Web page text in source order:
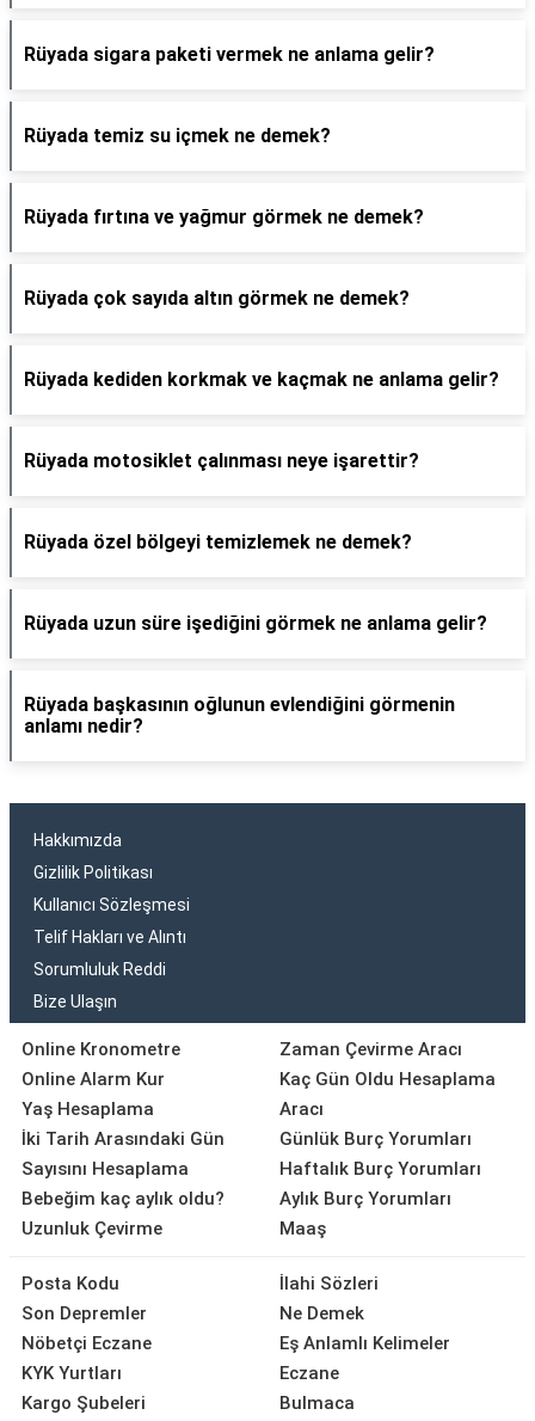
Rüyada sigara paketi vermek ne anlama gelir?
Rüyada temiz su içmek ne demek?
Rüyada fırtına ve yağmur görmek ne demek?
Rüyada çok sayıda altın görmek ne demek?
Rüyada kediden korkmak ve kaçmak ne anlama gelir?
Rüyada motosiklet çalınması neye işarettir?
Rüyada özel bölgeyi temizlemek ne demek?
Rüyada uzun süre işediğini görmek ne anlama gelir?
Rüyada başkasının oğlunun evlendiğini görmenin
anlamı nedir?
Hakkımızda
Gizlilik Politikası
Kullanıcı Sözleşmesi
Telif Hakları ve Alıntı
Sorumluluk Reddi
Bize Ulaşın
Online Kronometre
Online Alarm Kur
Yaş Hesaplama
İki Tarih Arasındaki Gün
Sayısını Hesaplama
Bebeğim kaç aylık oldu?
Uzunluk Çevirme
Zaman Çevirme Aracı
Kaç Gün Oldu Hesaplama
Aracı
Günlük Burç Yorumları
Haftalık Burç Yorumları
Aylık Burç Yorumları
Maaş
Posta Kodu
Son Depremler
Nöbetçi Eczane
KYK Yurtları
Kargo Şubeleri
İlahi Sözleri
Ne Demek
Eş Anlamlı Kelimeler
Eczane
Bulmaca